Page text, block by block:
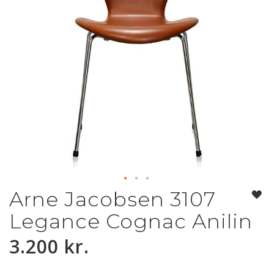
Gå
til
starten
af
billedgalleriet
Arne Jacobsen 3107
Legance Cognac Anilin
3.200 kr.